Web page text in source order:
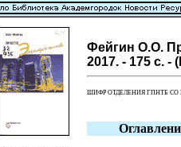
Фейгин О.О.
2017. - 175 с. -
ШИФР ОТДЕЛЕНИЯ ГПНТБ